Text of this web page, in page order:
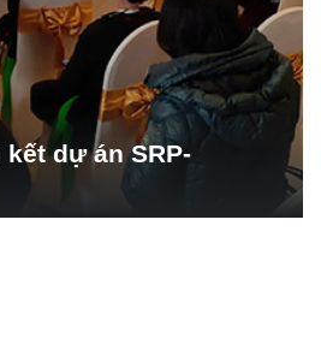
dự án SRP-